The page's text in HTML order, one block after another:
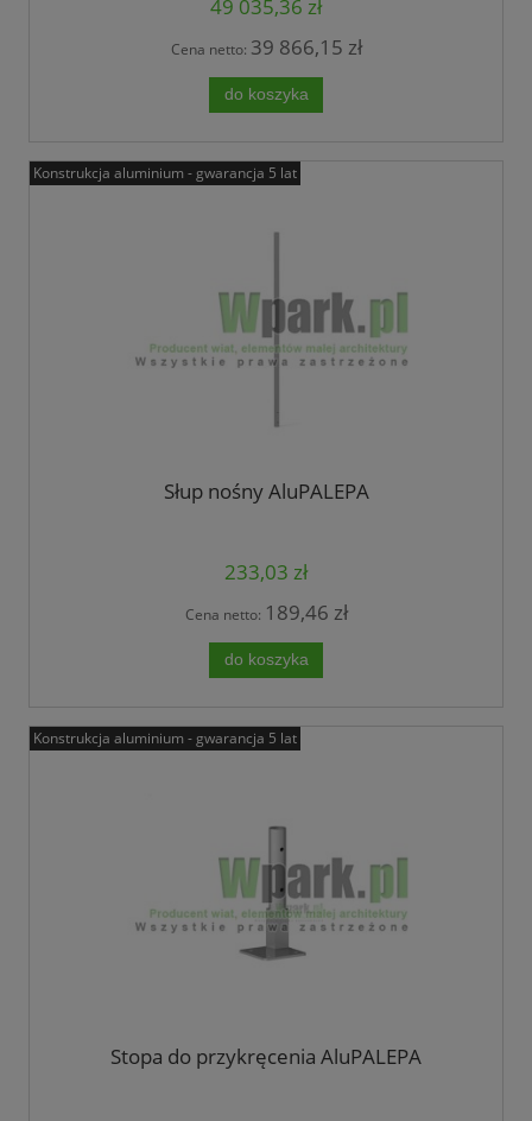
49 035,36 zł
Cena netto: 39 866,15 zł
do koszyka
Słup nośny AluPALEPA
233,03 zł
Cena netto: 189,46 zł
do koszyka
Konstrukcja aluminium - gwarancja 5 lat
Stopa do przykręcenia AluPALEPA
Konstrukcja aluminium - gwarancja 5 lat